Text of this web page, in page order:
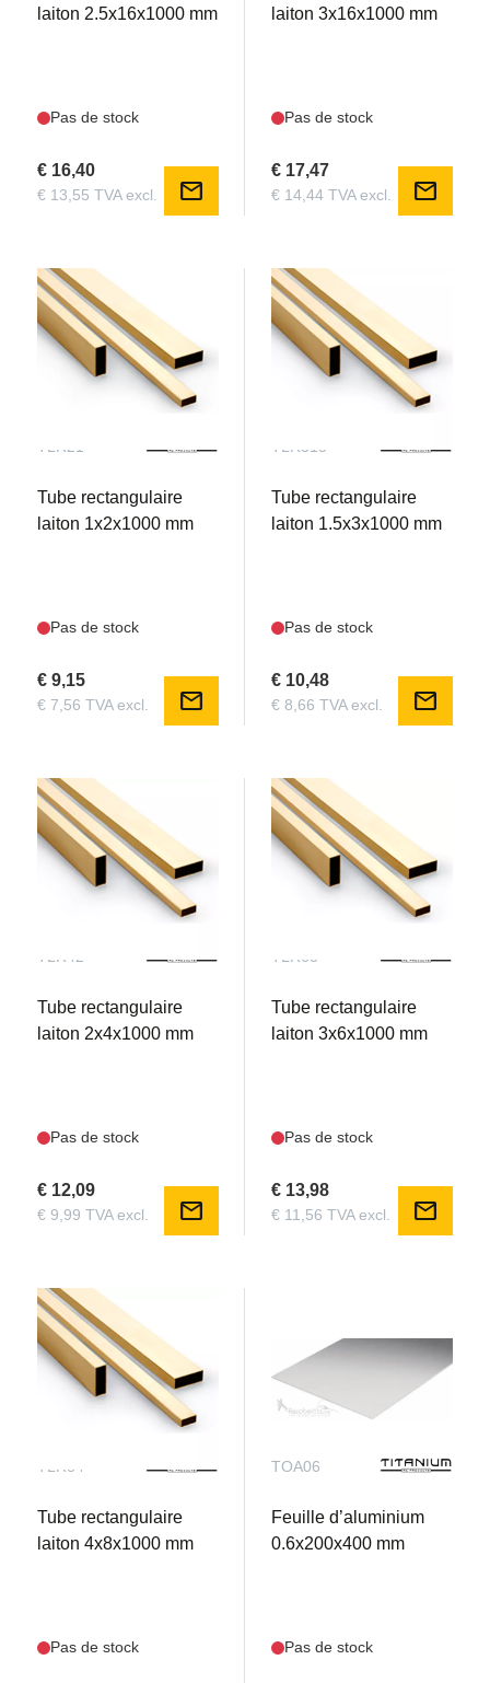
laiton 2.5x16x1000 mm
Pas de stock
€ 16,40
€ 13,55 TVA excl. mail
laiton 3x16x1000 mm
Pas de stock
€ 17,47
€ 14,44 TVA excl. mail
TLR21
Tube rectangulaire
laiton 1x2x1000 mm
Pas de stock
€ 9,15
€ 7,56 TVA excl. mail
TLR315
Tube rectangulaire
laiton 1.5x3x1000 mm
Pas de stock
€ 10,48
€ 8,66 TVA excl. mail
TLR42
Tube rectangulaire
laiton 2x4x1000 mm
Pas de stock
€ 12,09
€ 9,99 TVA excl. mail
TLR63
Tube rectangulaire
laiton 3x6x1000 mm
Pas de stock
€ 13,98
€ 11,56 TVA excl. mail
TLR84
Tube rectangulaire
laiton 4x8x1000 mm
Pas de stock
TOA06
Feuille d’aluminium
0.6x200x400 mm
Pas de stock
Join our newsletter!
Subscribe!